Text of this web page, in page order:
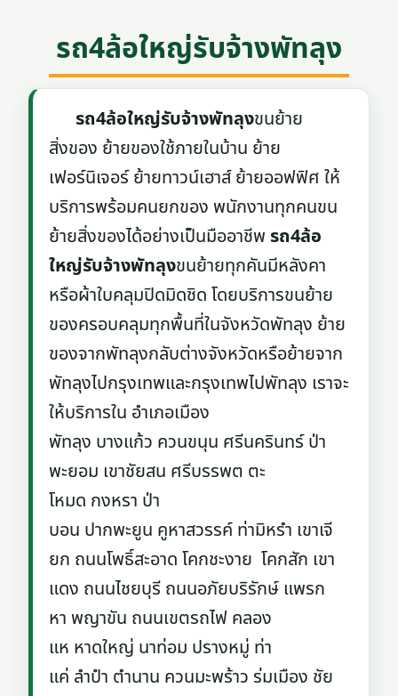
รถ4ล้อใหญ่รับจ้างพัทลุง
รถ4ล้อใหญ่รับจ้างพัทลุงขนย้าย
สิ่งของ ย้ายของใช้ภายในบ้าน ย้าย
เฟอร์นิเจอร์ ย้ายทาวน์เฮาส์ ย้ายออฟฟิศ ให้
บริการพร้อมคนยกของ พนักงานทุกคนขน
ย้ายสิ่งของได้อย่างเป็นมืออาชีพรถ4ล้อ
ใหญ่รับจ้างพัทลุงขนย้ายทุกคันมีหลังคา
หรือผ้าใบคลุมปิดมิดชิด โดยบริการขนย้าย
ของครอบคลุมทุกพื้นที่ในจังหวัดพัทลุง ย้าย
ของจากพัทลุงกลับต่างจังหวัดหรือย้ายจาก
พัทลุงไปกรุงเทพและกรุงเทพไปพัทลุง เราจะ
ให้บริการใน อำเภอเมือง
พัทลุง บางแก้ว ควนขนุน ศรีนครินทร์ ป่า
พะยอม เขาชัยสน ศรีบรรพต ตะ
โหมด กงหรา ป่า
บอน ปากพะยูน คูหาสวรรค์ ท่ามิหรำ เขาเจี
ยก ถนนโพธิ์สะอาด โคกชะงาย โคกสัก เขา
แดง ถนนไชยบุรี ถนนอภัยบริรักษ์ แพรก
หา พญาขัน ถนนเขตรถไฟ คลอง
แห หาดใหญ่ นาท่อม ปรางหมู่ ท่า
แค่ ลำปำ ตำนาน ควนมะพร้าว ร่มเมือง ชัย